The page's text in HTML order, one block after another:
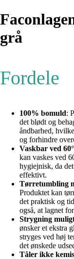
grå
Fordele
100% bomuld:
det blødt og
åndbarhed,
og forhindre
Vaskbar ved
kan vaskes ved
hygiejnisk, da
effektivt.
Tørretumbling
Produktet kan
det praktisk og
også, at lagnet
Strygning
ønsker et ekstra
stryges ved høj
det ønskede
Tåler ikke